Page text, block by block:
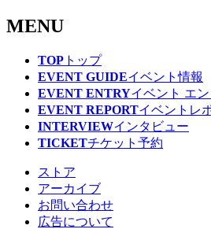
MENU
TOP トップ
EVENT GUIDEイベント情報
EVENT ENTRYイベント エ
EVENT REPORTイベントレ
INTERVIEWインタビュー
TICKETチケット予約
ストア
アーカイブ
お問い合わせ
広告について